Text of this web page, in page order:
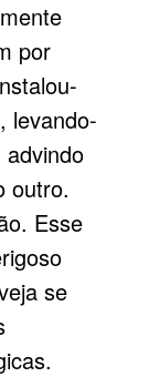
por
levando-
outro.
Esse
se